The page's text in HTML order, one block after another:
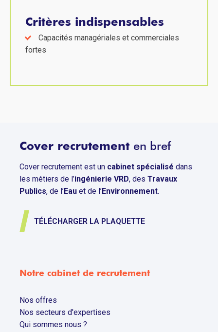
Critères indispensables
Capacités managériales et commerciales
fortes
Cover recrutement en bref
Cover recrutement est un cabinet spécialisé dans
les métiers de l’ingénierie VRD, des Travaux
Publics, de l’Eau et de l’Environnement.
TÉLÉCHARGER LA PLAQUETTE
Notre cabinet de recrutement
Nos offres
Nos secteurs d'expertises
Qui sommes nous ?